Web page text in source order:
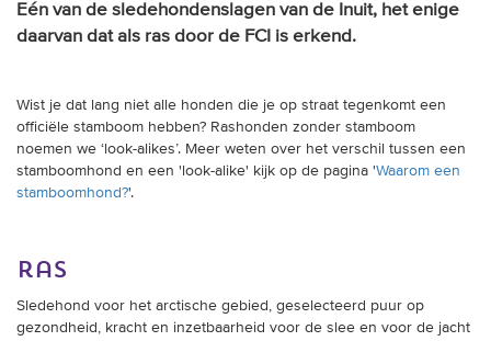
Eén van de sledehondenslagen van de Inuit, het enige
daarvan dat als ras door de FCI is erkend.
Wist je dat lang niet alle honden die je op straat tegenkomt een
officiële stamboom hebben? Rashonden zonder stamboom
noemen we ‘look-alikes’. Meer weten over het verschil tussen een
stamboomhond en een 'look-alike' kijk op de pagina 'Waarom een
stamboomhond?'.
ras
Sledehond voor het arctische gebied, geselecteerd puur op
gezondheid, kracht en inzetbaarheid voor de slee en voor de jacht